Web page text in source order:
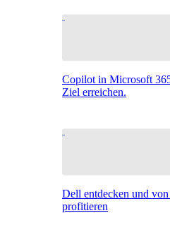
Copilot in Microsoft
Ziel erreichen.
Dell entdecken und
profitieren